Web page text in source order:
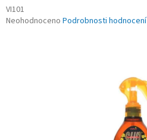
VI101
Průměrné
Neohodnoceno Podrobnosti hodnocení